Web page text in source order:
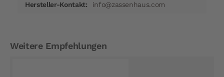
info@zassenhaus.com
Weitere Empfehlungen